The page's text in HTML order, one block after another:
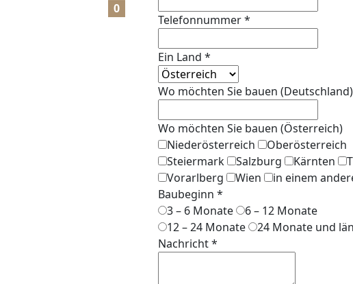
0
Telefonnummer*
Ein Land *
Wo möchten Sie bauen (Deutschland)
Wo möchten Sie bauen (Österreich)
Niederösterreich
Oberösterreich
Steiermark
Salzburg Kärnten
Vorarlberg
Wien
in einem
Baubeginn *
3 – 6 Monate
6 – 12 Monate
12 – 24 Monate
24 Monate und
Nachricht*